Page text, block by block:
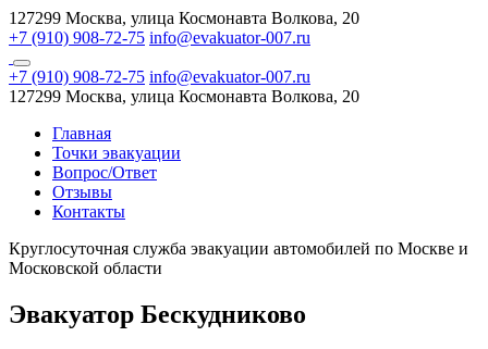
127299 Москва, улица Космонавта Волкова, 20
+7 (910) 908-72-75 info@evakuator-007.ru
+7 (910) 908-72-75 info@evakuator-007.ru
127299 Москва, улица Космонавта Волкова, 20
Главная
Точки эвакуации
Вопрос/Ответ
Отзывы
Контакты
Круглосуточная служба эвакуации автомобилей по Москве и
Московской области
Эвакуатор Бескудниково